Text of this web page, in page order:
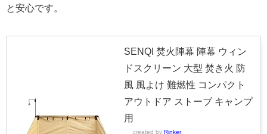
と安心です。
SENQI 焚火陣幕 陣幕 ウィン
ドスクリーン 大型 焚き火 防
風 風よけ 難燃性 コンパクト
アウトドア ストーブ キャンプ
用
created by Rinker